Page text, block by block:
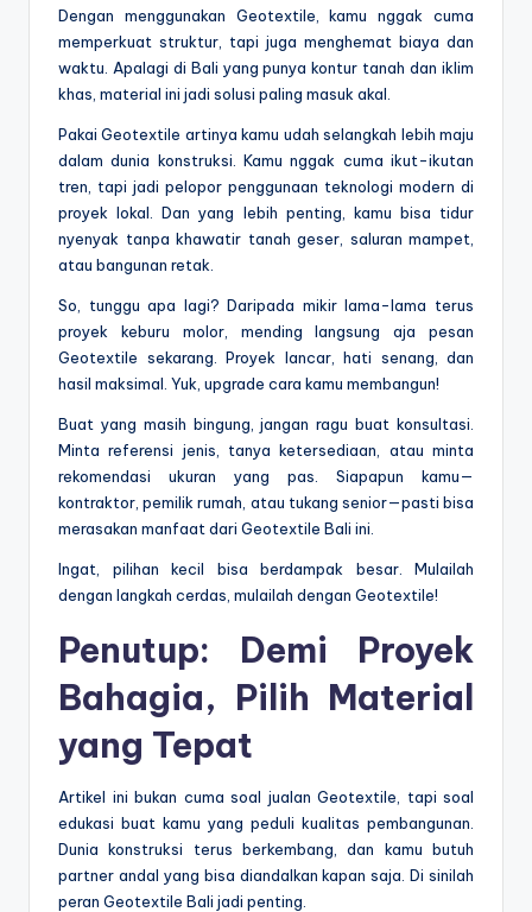
Dengan menggunakan Geotextile, kamu nggak cuma
memperkuat struktur, tapi juga menghemat biaya dan
waktu. Apalagi di Bali yang punya kontur tanah dan iklim
khas, material ini jadi solusi paling masuk akal.
Pakai Geotextile artinya kamu udah selangkah lebih maju
dalam dunia konstruksi. Kamu nggak cuma ikut-ikutan
tren, tapi jadi pelopor penggunaan teknologi modern di
proyek lokal. Dan yang lebih penting, kamu bisa tidur
nyenyak tanpa khawatir tanah geser, saluran mampet,
atau bangunan retak.
So, tunggu apa lagi? Daripada mikir lama-lama terus
proyek keburu molor, mending langsung aja pesan
Geotextile sekarang. Proyek lancar, hati senang, dan
hasil maksimal. Yuk, upgrade cara kamu membangun!
Buat yang masih bingung, jangan ragu buat konsultasi.
Minta referensi jenis, tanya ketersediaan, atau minta
rekomendasi ukuran yang pas. Siapapun kamu—
kontraktor, pemilik rumah, atau tukang senior—pasti bisa
merasakan manfaat dari Geotextile Bali ini.
Ingat, pilihan kecil bisa berdampak besar. Mulailah
dengan langkah cerdas, mulailah dengan Geotextile!
Penutup: Demi Proyek
Bahagia, Pilih Material
yang Tepat
Artikel ini bukan cuma soal jualan Geotextile, tapi soal
edukasi buat kamu yang peduli kualitas pembangunan.
Dunia konstruksi terus berkembang, dan kamu butuh
partner andal yang bisa diandalkan kapan saja. Di sinilah
peran Geotextile Bali jadi penting.